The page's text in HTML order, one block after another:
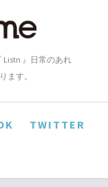
』日常のあれ
ます。
TWITTER